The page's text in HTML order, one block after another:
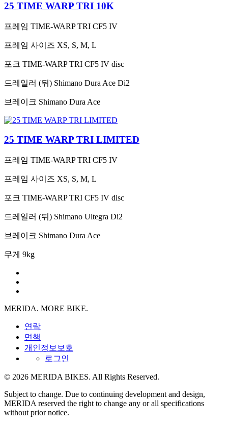
25 TIME WARP TRI 10K
프레임 TIME-WARP TRI CF5 IV
프레임 사이즈 XS, S, M, L
포크 TIME-WARP TRI CF5 IV disc
드레일러 (뒤) Shimano Dura Ace Di2
브레이크 Shimano Dura Ace
25 TIME WARP TRI LIMITED
프레임 TIME-WARP TRI CF5 IV
프레임 사이즈 XS, S, M, L
포크 TIME-WARP TRI CF5 IV disc
드레일러 (뒤) Shimano Ultegra Di2
브레이크 Shimano Dura Ace
무게 9kg
MERIDA. MORE BIKE.
연락
면책
개인정보보호
로그인
© 2026 MERIDA BIKES. All Rights Reserved.
Subject to change. Due to continuing development and design,
MERIDA reserved the right to change any or all specifications
without prior notice.